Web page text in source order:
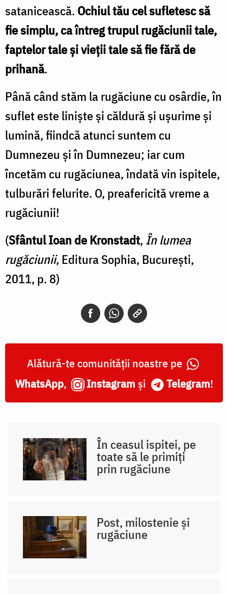
satanicească. Ochiul tău cel sufletesc să
fie simplu, ca întreg trupul rugăciunii tale,
faptelor tale și vieții tale să fie fără de
prihană.
Până când stăm la rugăciune cu osârdie, în
suflet este liniște și căldură și ușurime și
lumină, fiindcă atunci suntem cu
Dumnezeu și în Dumnezeu; iar cum
încetăm cu rugăciunea, îndată vin ispitele,
tulburări felurite. O, preafericită vreme a
rugăciunii!
(Sfântul Ioan de Kronstadt, În lumea
rugăciunii, Editura Sophia, București,
2011, p. 8)
Alătură-te comunității noastre pe
WhatsApp, Instagram și Telegram!
În ceasul ispitei, pe
toate să le primiți
prin rugăciune
Post, milostenie și
rugăciune